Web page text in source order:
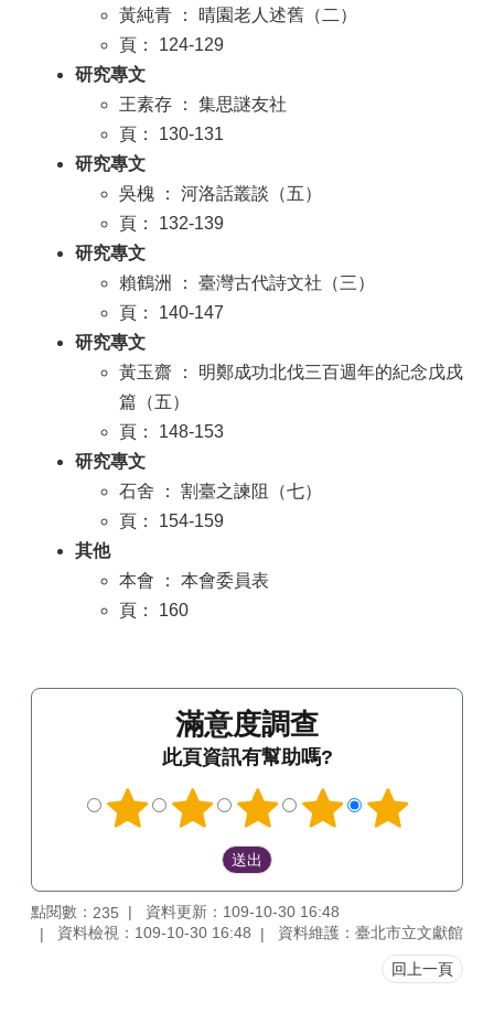
黃純青 ： 晴園老人述舊（二）
頁： 124-129
研究專文
王素存 ： 集思謎友社
頁： 130-131
研究專文
吳槐 ： 河洛話叢談（五）
頁： 132-139
研究專文
賴鶴洲 ： 臺灣古代詩文社（三）
頁： 140-147
研究專文
黃玉齋 ： 明鄭成功北伐三百週年的紀念戊戌
篇（五）
頁： 148-153
研究專文
石舍 ： 割臺之諫阻（七）
頁： 154-159
其他
本會 ： 本會委員表
頁： 160
滿意度調查
此頁資訊有幫助嗎?
點閱數： 235
資料更新：109-10-30 16:48
資料檢視：109-10-30 16:48
資料維護：臺北市立文獻館
回上一頁